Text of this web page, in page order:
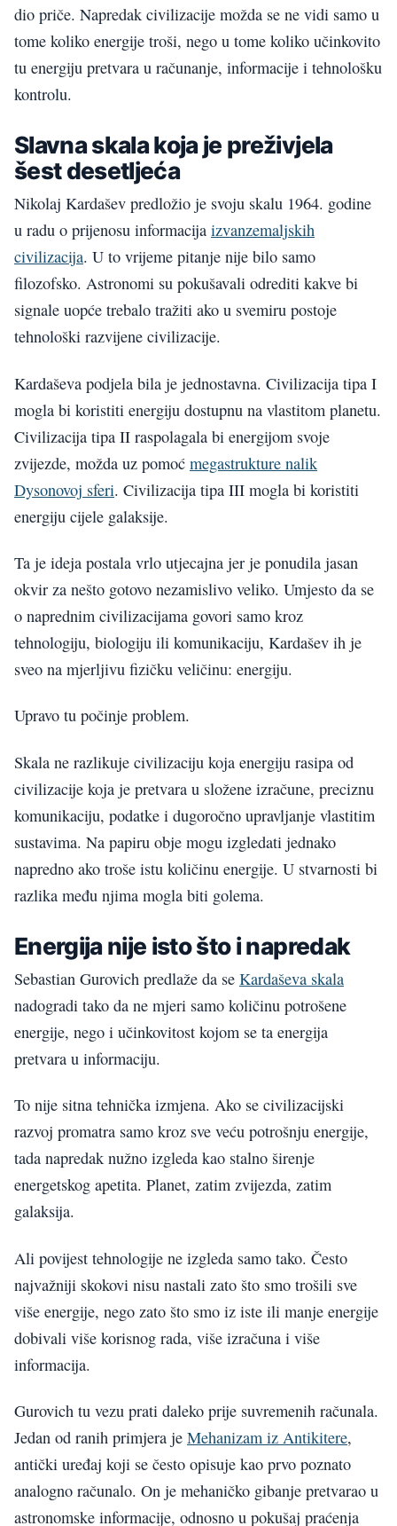
dio priče. Napredak civilizacije možda se ne vidi samo u
tome koliko energije troši, nego u tome koliko učinkovito
tu energiju pretvara u računanje, informacije i tehnološku
kontrolu.
Slavna skala koja je preživjela
šest desetljeća
Nikolaj Kardašev predložio je svoju skalu 1964. godine
u radu o prijenosu informacija izvanzemaljskih
civilizacija. U to vrijeme pitanje nije bilo samo
filozofsko. Astronomi su pokušavali odrediti kakve bi
signale uopće trebalo tražiti ako u svemiru postoje
tehnološki razvijene civilizacije.
Kardaševa podjela bila je jednostavna. Civilizacija tipa I
mogla bi koristiti energiju dostupnu na vlastitom planetu.
Civilizacija tipa II raspolagala bi energijom svoje
zvijezde, možda uz pomoć megastrukture nalik
Dysonovoj sferi. Civilizacija tipa III mogla bi koristiti
energiju cijele galaksije.
Ta je ideja postala vrlo utjecajna jer je ponudila jasan
okvir za nešto gotovo nezamislivo veliko. Umjesto da se
o naprednim civilizacijama govori samo kroz
tehnologiju, biologiju ili komunikaciju, Kardašev ih je
sveo na mjerljivu fizičku veličinu: energiju.
Upravo tu počinje problem.
Skala ne razlikuje civilizaciju koja energiju rasipa od
civilizacije koja je pretvara u složene izračune, preciznu
komunikaciju, podatke i dugoročno upravljanje vlastitim
sustavima. Na papiru obje mogu izgledati jednako
napredno ako troše istu količinu energije. U stvarnosti bi
razlika među njima mogla biti golema.
Energija nije isto što i napredak
Sebastian Gurovich predlaže da se Kardaševa skala
nadogradi tako da ne mjeri samo količinu potrošene
energije, nego i učinkovitost kojom se ta energija
pretvara u informaciju.
To nije sitna tehnička izmjena. Ako se civilizacijski
razvoj promatra samo kroz sve veću potrošnju energije,
tada napredak nužno izgleda kao stalno širenje
energetskog apetita. Planet, zatim zvijezda, zatim
galaksija.
Ali povijest tehnologije ne izgleda samo tako. Često
najvažniji skokovi nisu nastali zato što smo trošili sve
više energije, nego zato što smo iz iste ili manje energije
dobivali više korisnog rada, više izračuna i više
informacija.
Gurovich tu vezu prati daleko prije suvremenih računala.
Jedan od ranih primjera je Mehanizam iz Antikitere,
antički uređaj koji se često opisuje kao prvo poznato
analogno računalo. On je mehaničko gibanje pretvarao u
astronomske informacije, odnosno u pokušaj praćenja